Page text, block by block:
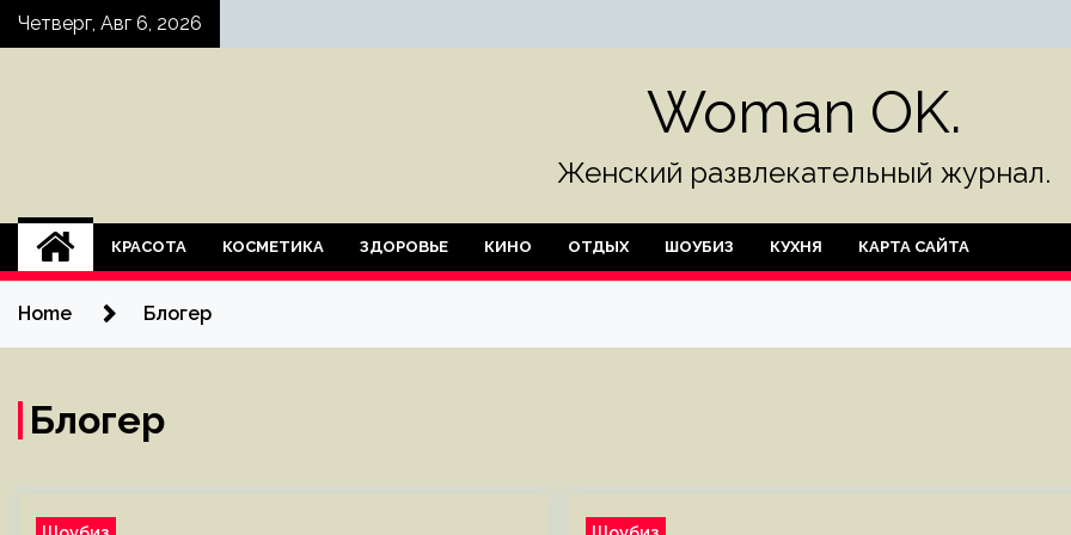
SkipЧетверг, Авг 6, 2026
Woman OK.
Женский развлекательный журнал.
КРАСОТА КОСМЕТИКА ЗДОРОВЬЕ КИНО ОТДЫХ ШОУБИЗ КУХНЯ КАРТА САЙТА
Home Блогер
Блогер